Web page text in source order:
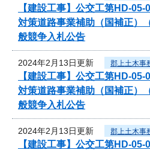
【建設工事】公交工第HD-
対策道路事業補助（国補正）
般競争入札公告
2024年2月13日更新 郡上土木事
【建設工事】公交工第HD-
対策道路事業補助（国補正）
般競争入札公告
2024年2月13日更新 郡上土木事
【建設工事】公交工第HD-